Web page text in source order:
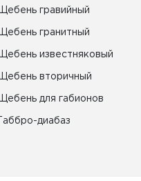
Щебень гравийный
Щебень гранитный
Щебень известняковый
Щебень вторичный
Щебень для габионов
Габбро-диабаз